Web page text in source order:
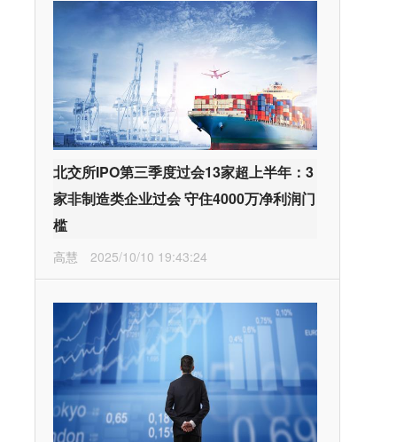
北交所IPO第三季度过会13家超上半年：3
家非制造类企业过会 守住4000万净利润门
槛
高慧 2025/10/10 19:43:24